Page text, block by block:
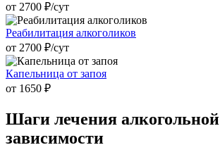
от 2700 ₽/cут
Реабилитация алкоголиков
от 2700 ₽/cут
Капельница от запоя
от 1650 ₽
Шаги лечения алкогольной
зависимости